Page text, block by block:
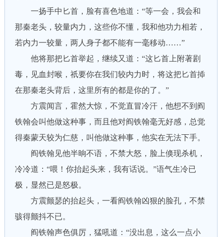
一扬手中匕首，脸有喜色地道：“等一会，我会和
那秦老头，较量内力，这些你不懂，我和他功力相若，
若内力一较量，两人身子都不能有一毫移动……”
他将那把匕首举起，继续又道：“这匕首上附著剧
毒，见血封喉，祇要你在我们较内力时，将这把匕首揷
在那秦老头背后，这里所有的都是你的了。”
方震闻言，霍然大惊，不觉直冒冷汗，他想不到阎
铁翰会叫他做这种事，而且他对阎铁翰毫无好感，总觉
得秦蒙天较为仁慈，叫他做这种事，他实在无法下手。
阎铁翰见他半晌不语，不禁大怒，脸上倏现杀机，
冷冷道：“喂！你抬起头来，我有话说。”语气生冷已
极，显然已是怒极。
方震颤瑟的抬起头，一看阎铁翰凶狠的脸孔，不禁
骇得颤抖不已。
阎铁翰声色俱厉，猛吼道：“没出息，这么一点小